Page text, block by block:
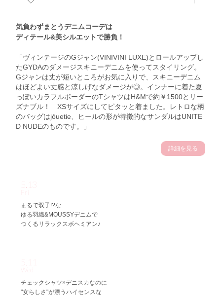
気負わずまとうデニムコーデは
ディテール&美シルエットで勝負！
「ヴィンテージのGジャン(VINIVINI LUXE)とロールアップし
たGYDAのダメージスキニーデニムを使ってスタイリング。
Gジャンは丈が短いところがお気に入りで、スキニーデニム
はほどよい丈感と涼しげなダメージが◎。インナーに着た夏
っぽいカラフルボーダーのTシャツはH&Mで約￥1500とリー
ズナブル！ XSサイズにしてピタッと着ました。レトロな柄
のバッグはjóuetie、ヒールの形が特徴的なサンダルはUNITE
D NUDEのものです。」
詳細を見る
5.13
Fri
まるで双子!?な
ゆる羽織&MOUSSYデニムで
つくるリラックスボヘミアン♪
5.11
Wed
チェックシャツ×デニスカなのに
"女らしさ"が漂うハイセンスな